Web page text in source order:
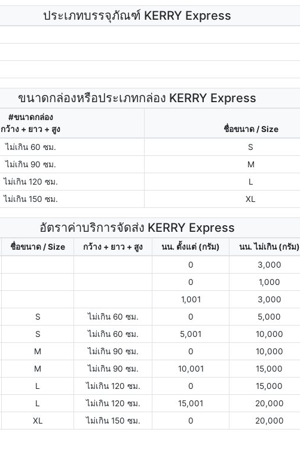
ประเภทบรรจุภัณฑ์ KERRY Express
ขนาดกล่องหรือประเภทกล่อง KERRY Express
#ขนาดกล่อง
กว้าง + ยาว + สูง
ชื่อขนาด / Size
ไม่เกิน 60 ซม.
S
ไม่เกิน 90 ซม.
M
ไม่เกิน 120 ซม.
L
ไม่เกิน 150 ซม.
XL
อัตราค่าบริการจัดส่ง KERRY Express
ชื่อขนาด / Size กว้าง + ยาว + สูง นน. ตั้งแต่ (กรัม) นน. ไม่เกิน (กรัม)
0 3,000
0 1,000
1,001 3,000
S ไม่เกิน 60 ซม. 0 5,000
S ไม่เกิน 60 ซม. 5,001 10,000
M ไม่เกิน 90 ซม. 0 10,000
M ไม่เกิน 90 ซม. 10,001 15,000
L ไม่เกิน 120 ซม. 0 15,000
L ไม่เกิน 120 ซม. 15,001 20,000
XL ไม่เกิน 150 ซม. 0 20,000